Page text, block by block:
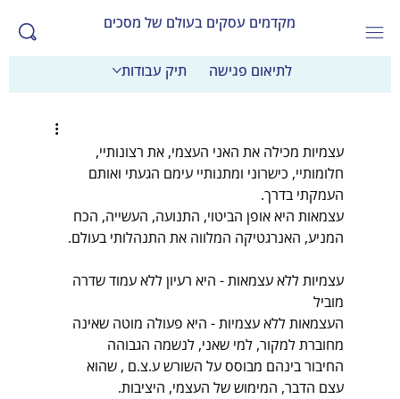
מקדמים עסקים בעולם של מסכים
לתיאום פגישה תיק עבודות
עצמיות מכילה את האני העצמי, את רצונותיי,
חלומותיי, כישרוני ומתנותיי עימם הגעתי ואותם
העמקתי בדרך.
עצמאות היא אופן הביטוי, התנועה, העשייה, הכח
המניע, האנרגטיקה המלווה את התנהלותי בעולם.
עצמיות ללא עצמאות - היא רעיון ללא עמוד שדרה
מוביל
העצמאות ללא עצמיות - היא פעולה מוטה שאינה
מחוברת למקור, למי שאני, לנשמה הגבוהה
החיבור בינהם מבוסס על השורש ע.צ.ם , שהוא
עצם הדבר, המימוש של העצמי, היציבות.